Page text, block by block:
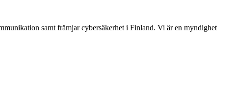
samt främjar cybersäkerhet i Finland. Vi är en myndighet